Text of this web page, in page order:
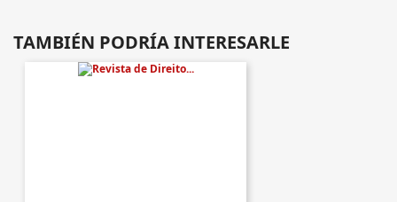
TAMBIÉN PODRÍA INTERESARLE